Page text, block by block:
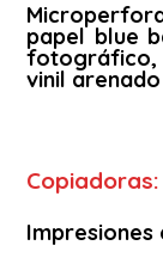
papel blue
vinil
Copiadoras: